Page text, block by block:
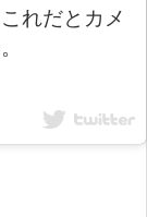
れだとカメ